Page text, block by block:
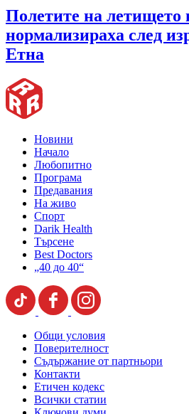
Полетите на летището
нормализираха след
Етна
Новини
Начало
Любопитно
Програма
Предавания
На живо
Спорт
Darik Health
Търсене
Best Doctors
„40 до 40“
Общи условия
Поверителност
Съдържание от партньори
Контакти
Етичен кодекс
Всички статии